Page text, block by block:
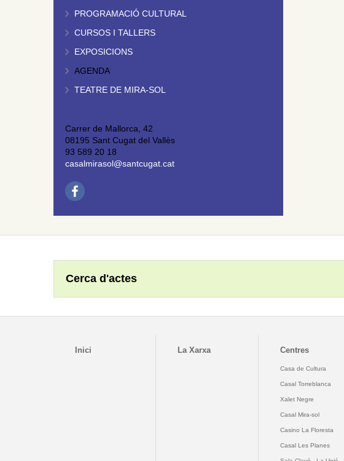
PROGRAMACIÓ CULTURAL
CURSOS I TALLERS
EXPOSICIONS
AGENDA
TEATRE DE MIRA-SOL
Carrer de Mallorca, 42
08195 Sant Cugat del Vallès
93 589 20 18
casalmirasol@santcugat.cat
Cerca d'actes
Inici La Xarxa Centres
Casa de Cultura
Casal Torreblanca
Xalet Negre
Casal Mira-sol
Casino La Floresta
Casal Les Planes